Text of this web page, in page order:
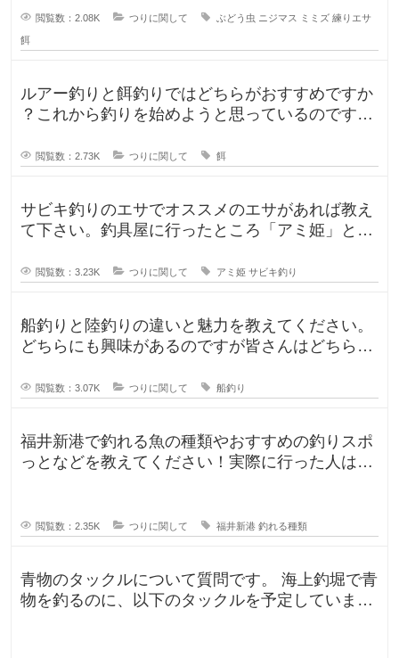
閲覧数：2.08K つりに関して ぶどう虫 ニジマス ミミズ 練りエサ
餌
ルアー釣りと餌釣りではどちらがおすすめですか
？これから釣りを始めようと思っているのです
閲覧数：2.73K つりに関して 餌
サビキ釣りのエサでオススメのエサがあれば教え
て下さい。釣具屋に行ったところ「アミ姫」とい
閲覧数：3.23K つりに関して アミ姫 サビキ釣り
船釣りと陸釣りの違いと魅力を教えてください。
どちらにも興味があるのですが皆さんはどちらが
閲覧数：3.07K つりに関して 船釣り
福井新港で釣れる魚の種類やおすすめの釣りスポ
っとなどを教えてください！実際に行った人はど
閲覧数：2.35K つりに関して 福井新港 釣れる種類
青物のタックルについて質問です。 海上釣堀で青
物を釣るのに、以下のタックルを予定していま